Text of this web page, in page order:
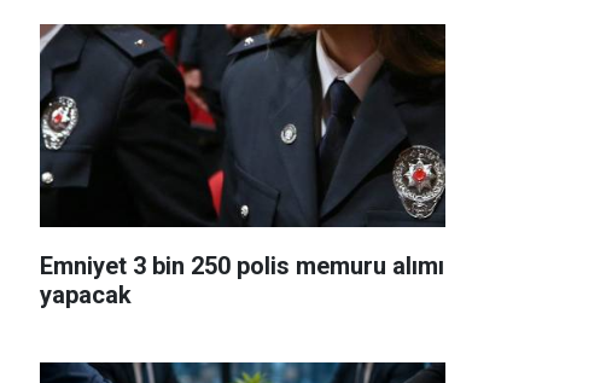
Emniyet 3 bin 250 polis memuru alımı
yapacak